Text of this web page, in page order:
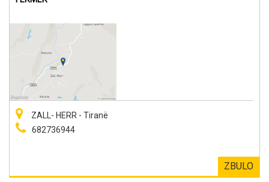
ZALL- HERR - Tiranë
682736944
ZBULO